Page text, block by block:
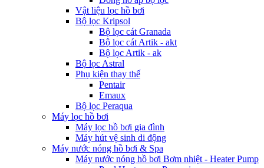
Vật liệu lọc hồ bơi
Bộ lọc Kripsol
Bộ lọc cát Granada
Bộ lọc cát Artik - akt
Bộ lọc Artik - ak
Bộ lọc Astral
Phụ kiện thay thế
Pentair
Emaux
Bộ lọc Peraqua
Máy lọc hồ bơi
Máy lọc hồ bơi gia đình
Máy hút vệ sinh di động
Máy nước nóng hồ bơi & Spa
Máy nước nóng hồ bơi Bơm nhiệt - Heater Pump